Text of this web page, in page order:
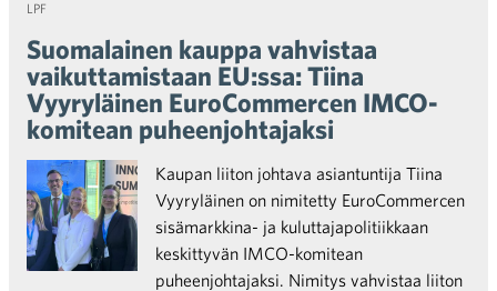
LPF
Suomalainen kauppa vahvistaa
vaikuttamistaan EU:ssa: Tiina
Vyyryläinen EuroCommercen IMCO-
komitean puheenjohtajaksi
Kaupan liiton johtava asiantuntija Tiina
Vyyryläinen on nimitetty EuroCommercen
sisämarkkina- ja kuluttajapolitiikkaan
keskittyvän IMCO-komitean
puheenjohtajaksi. Nimitys vahvistaa liiton